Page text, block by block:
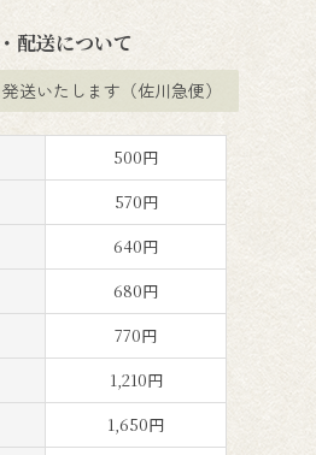
配送について
送いたします（佐川急便）
500円
570円
640円
680円
770円
1,210円
1,650円